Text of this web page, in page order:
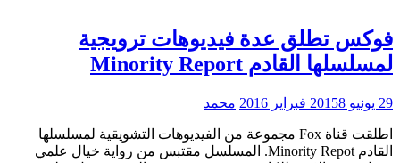
إلى
10
حلقات
فوكس تطلق عدة فيديوهات ترويجية
لمسلسلها القادم Minority Report
29 يونيو 2015 8 فبراير 2016 محمد
اطلقت قناة Fox مجموعة من الفيديوهات التشويقية لمسلسلها
القادم Minority Repot. المسلسل مقتبس من رواية خيال علمي